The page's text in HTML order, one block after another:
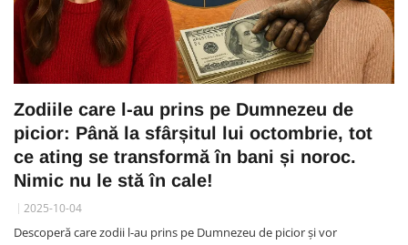
Zodiile care l-au prins pe Dumnezeu de
picior: Până la sfârșitul lui octombrie, tot
ce ating se transformă în bani și noroc.
Nimic nu le stă în cale!
2025-10-04
Descoperă care zodii l-au prins pe Dumnezeu de picior și vor